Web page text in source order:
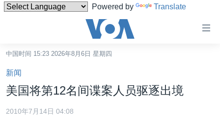
Powered by Translate
碍
链
接
跳
转
中国时间 15:23 2026年8月6日 星期四
新闻
美国将第12名间谍案人员驱逐出境
2010年7月14日 04:08